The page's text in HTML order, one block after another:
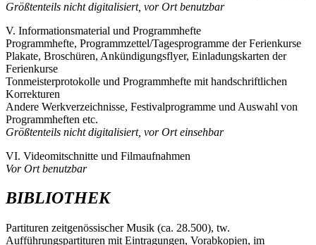
Größtenteils nicht digitalisiert, vor Ort benutzbar
V. Informationsmaterial und Programmhefte
Programmhefte, Programmzettel/Tagesprogramme der Ferienkurse
Plakate, Broschüren, Ankündigungsflyer, Einladungskarten der
Ferienkurse
Tonmeisterprotokolle und Programmhefte mit handschriftlichen
Korrekturen
Andere Werkverzeichnisse, Festivalprogramme und Auswahl von
Programmheften etc.
Größtenteils nicht digitalisiert, vor Ort einsehbar
VI. Videomitschnitte und Filmaufnahmen
Vor Ort benutzbar
BIBLIOTHEK
Partituren zeitgenössischer Musik (ca. 28.500), tw.
Aufführungspartituren mit Eintragungen, Vorabkopien, im